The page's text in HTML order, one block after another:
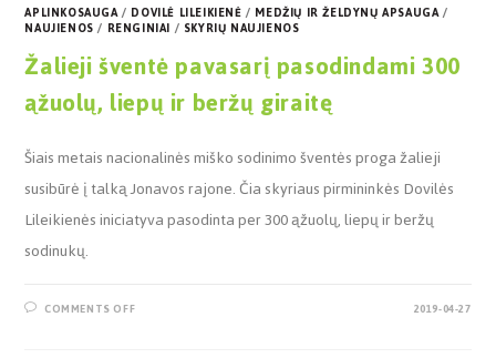
APLINKOSAUGA/ DOVILĖ LILEIKIENĖ/ MEDŽIŲ IR ŽELDYNŲ APSAUGA/
NAUJIENOS/ RENGINIAI/ SKYRIŲ NAUJIENOS
Žalieji šventė pavasarį pasodindami 300
ąžuolų, liepų ir beržų giraitę
Šiais metais nacionalinės miško sodinimo šventės proga žalieji
susibūrė į talką Jonavos rajone. Čia skyriaus pirmininkės Dovilės
Lileikienės iniciatyva pasodinta per 300 ąžuolų, liepų ir beržų
sodinukų.
COMMENTS OFF 2019-04-27